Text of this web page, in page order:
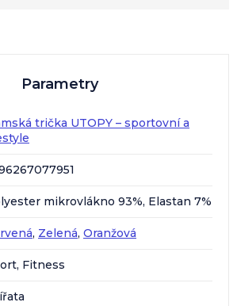
Parametry
trička UTOPY – sportovní a
mikrovlákno 93%, Elastan 7%
, Zelená, Oranžová
Fitness